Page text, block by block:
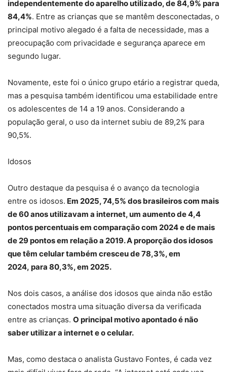
independentemente do aparelho utilizado, de 84,9% para
84,4%. Entre as crianças que se mantêm desconectadas, o
principal motivo alegado é a falta de necessidade, mas a
preocupação com privacidade e segurança aparece em
segundo lugar.
Novamente, este foi o único grupo etário a registrar queda,
mas a pesquisa também identificou uma estabilidade entre
os adolescentes de 14 a 19 anos. Considerando a
população geral, o uso da internet subiu de 89,2% para
90,5%.
Idosos
Outro destaque da pesquisa é o avanço da tecnologia
entre os idosos. Em 2025, 74,5% dos brasileiros com mais
de 60 anos utilizavam a internet, um aumento de 4,4
pontos percentuais em comparação com 2024 e de mais
de 29 pontos em relação a 2019. A proporção dos idosos
que têm celular também cresceu de 78,3%, em
2024, para 80,3%, em 2025.
Nos dois casos, a análise dos idosos que ainda não estão
conectados mostra uma situação diversa da verificada
entre as crianças. O principal motivo apontado é não
saber utilizar a internet e o celular.
Mas, como destaca o analista Gustavo Fontes, é cada vez